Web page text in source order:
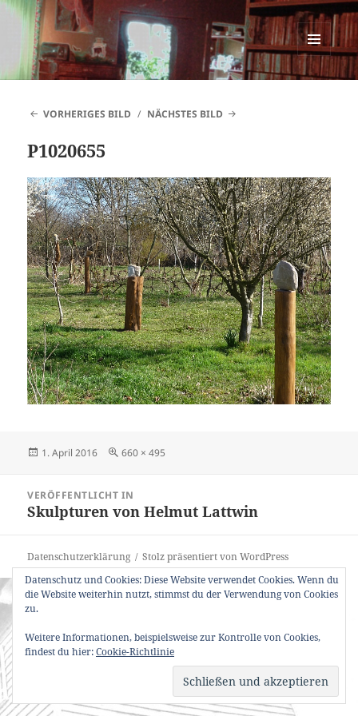
SINNESWANDEL
MENÜ
UND
VORHERIGES BILD
NÄCHSTES BILD
P1020655
Veröffentlicht
1. April 2016 Originalgröße
660 × 495
VERÖFFENTLICHT IN
Skulpturen von Helmut Lattwin
Datenschutzerklärung
Stolz präsentiert von WordPress
Datenschutz und Cookies: Diese Website verwendet Cookies. Wenn du
die Website weiterhin nutzt, stimmst du der Verwendung von Cookies
zu.
Weitere Informationen, beispielsweise zur Kontrolle von Cookies,
findest du hier:Cookie-Richtlinie